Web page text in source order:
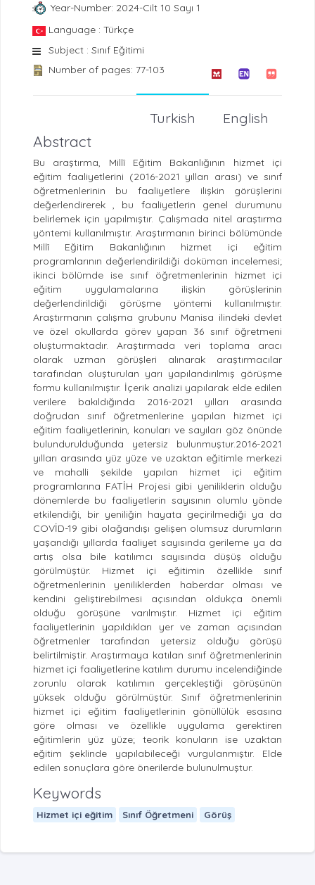
Year-Number: 2024-Cilt 10 Sayı 1
Language : Türkçe
Subject : Sınıf Eğitimi
Number of pages: 77-103
English
Turkish
Abstract
Bu araştırma, Millî Eğitim Bakanlığının hizmet içi
eğitim faaliyetlerini (2016-2021 yılları arası) ve sınıf
öğretmenlerinin bu faaliyetlere ilişkin görüşlerini
değerlendirerek , bu faaliyetlerin genel durumunu
belirlemek için yapılmıştır. Çalışmada nitel araştırma
yöntemi kullanılmıştır. Araştırmanın birinci bölümünde
Millî Eğitim Bakanlığının hizmet içi eğitim
programlarının değerlendirildiği doküman incelemesi;
ikinci bölümde ise sınıf öğretmenlerinin hizmet içi
eğitim uygulamalarına ilişkin görüşlerinin
değerlendirildiği görüşme yöntemi kullanılmıştır.
Araştırmanın çalışma grubunu Manisa ilindeki devlet
ve özel okullarda görev yapan 36 sınıf öğretmeni
oluşturmaktadır. Araştırmada veri toplama aracı
olarak uzman görüşleri alınarak araştırmacılar
tarafından oluşturulan yarı yapılandırılmış görüşme
formu kullanılmıştır. İçerik analizi yapılarak elde edilen
verilere bakıldığında 2016-2021 yılları arasında
doğrudan sınıf öğretmenlerine yapılan hizmet içi
eğitim faaliyetlerinin, konuları ve sayıları göz önünde
bulundurulduğunda yetersiz bulunmuştur.2016-2021
yılları arasında yüz yüze ve uzaktan eğitimle merkezi
ve mahalli şekilde yapılan hizmet içi eğitim
programlarına FATİH Projesi gibi yeniliklerin olduğu
dönemlerde bu faaliyetlerin sayısının olumlu yönde
etkilendiği, bir yeniliğin hayata geçirilmediği ya da
COVİD-19 gibi olağandışı gelişen olumsuz durumların
yaşandığı yıllarda faaliyet sayısında gerileme ya da
artış olsa bile katılımcı sayısında düşüş olduğu
görülmüştür. Hizmet içi eğitimin özellikle sınıf
öğretmenlerinin yeniliklerden haberdar olması ve
kendini geliştirebilmesi açısından oldukça önemli
olduğu görüşüne varılmıştır. Hizmet içi eğitim
faaliyetlerinin yapıldıkları yer ve zaman açısından
öğretmenler tarafından yetersiz olduğu görüşü
belirtilmiştir. Araştırmaya katılan sınıf öğretmenlerinin
hizmet içi faaliyetlerine katılım durumu incelendiğinde
zorunlu olarak katılımın gerçekleştiği görüşünün
yüksek olduğu görülmüştür. Sınıf öğretmenlerinin
hizmet içi eğitim faaliyetlerinin gönüllülük esasına
göre olması ve özellikle uygulama gerektiren
eğitimlerin yüz yüze; teorik konuların ise uzaktan
eğitim şeklinde yapılabileceği vurgulanmıştır. Elde
edilen sonuçlara göre önerilerde bulunulmuştur.
Keywords
Hizmet içi eğitim Sınıf Öğretmeni Görüş